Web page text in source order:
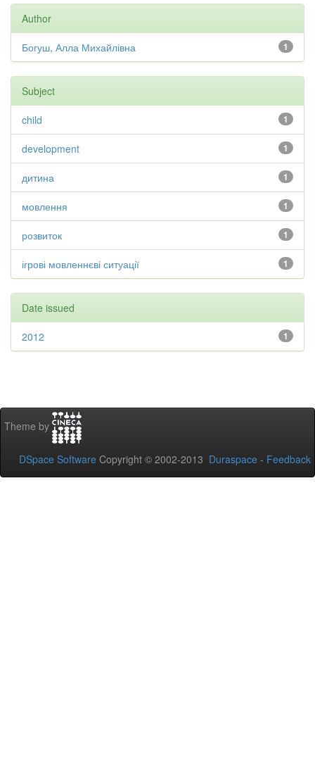
Author
1
Богуш, Алла Михайлівна
Subject
1
child
1
development
1
дитина
1
мовлення
1
розвиток
1
ігрові мовленнєві ситуації
Date issued
1
2012
Theme by
DSpace Software Copyright © 2002-2013 Duraspace - Feedback